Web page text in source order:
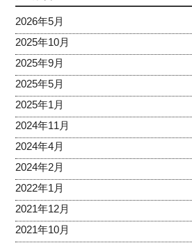
2026年5月
2025年10月
2025年9月
2025年5月
2025年1月
2024年11月
2024年4月
2024年2月
2022年1月
2021年12月
2021年10月